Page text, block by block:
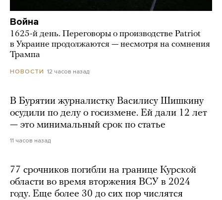
Война
1625-й день. Переговоры о производстве Patriot
в Украине продолжаются — несмотря на сомнения
Трампа
НОВОСТИ 12 часов назад
В Бурятии журналистку Василису Шишкину
осудили по делу о госизмене. Ей дали 12 лет
— это минимальный срок по статье
11 часов назад
77 срочников погибли на границе Курской
области во время вторжения ВСУ в 2024
году. Еще более 30 до сих пор числятся